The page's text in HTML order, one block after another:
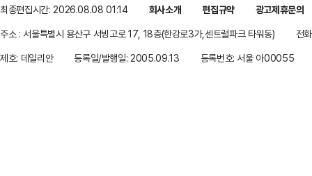
최종편집시간: 2026.08.08 01:14 회사소개 편집규약
광고제휴문의
주소 : 서울특별시 용산구 서빙고로 17, 18층(한강로3가,센트럴파크 타워동)
전
제호: 데일리안
등록일/발행일: 2005.09.13 등록번호: 서울 아00055